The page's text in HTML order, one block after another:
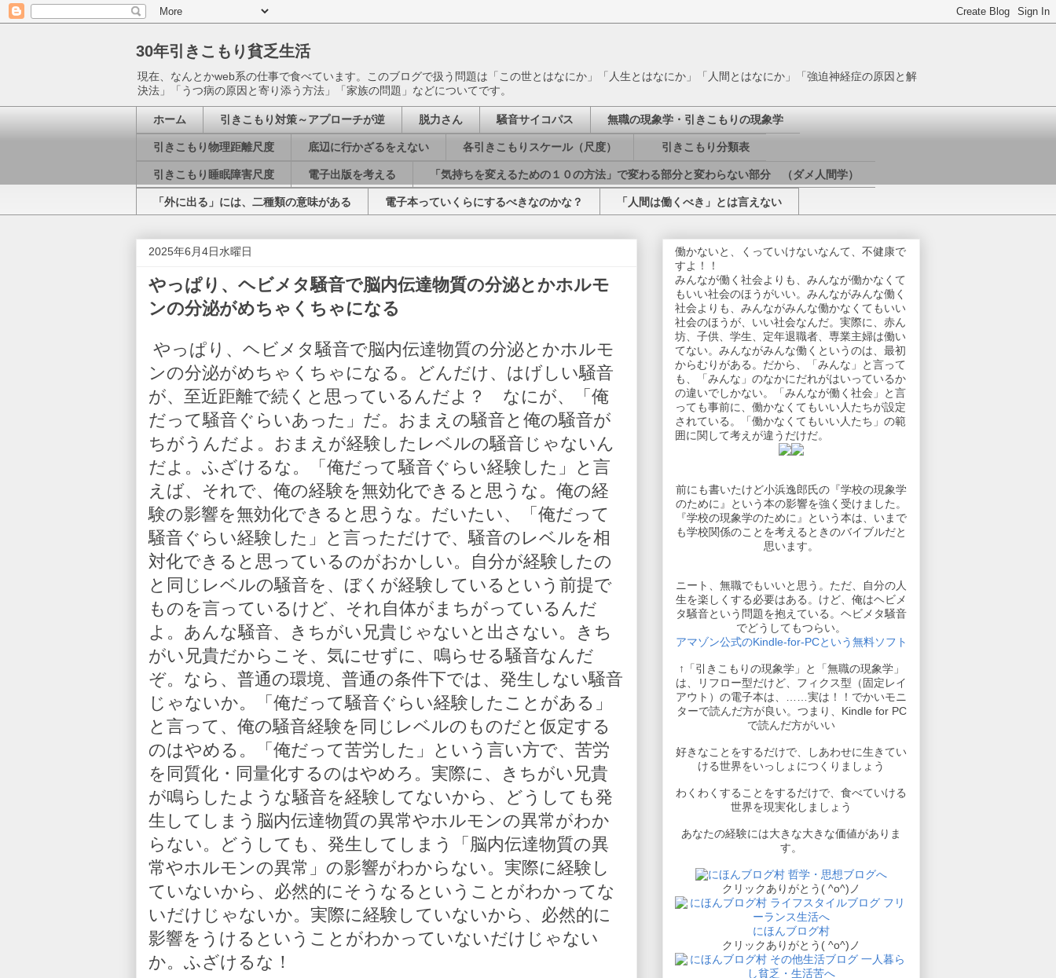
30年引きこもり貧乏生活
現在、なんとかweb系の仕事で食べています。このブログで扱う問題は「この世とはなにか」「人生とはなにか」「人間とはなにか」「強迫神経症の原因と解
決法」「うつ病の原因と寄り添う方法」「家族の問題」などについてです。
ホーム 引きこもり対策～アプローチが逆 脱力さん 騒音サイコパス 無職の現象学・引きこもりの現象学
引きこもり物理距離尺度 底辺に行かざるをえない 各引きこもりスケール（尺度） 引きこもり分類表
引きこもり睡眠障害尺度 電子出版を考える 「気持ちを変えるための１０の方法」で変わる部分と変わらない部分 （ダメ人間学）
「外に出る」には、二種類の意味がある 電子本っていくらにするべきなのかな？ 「人間は働くべき」とは言えない
2025年6月4日水曜日
やっぱり、ヘビメタ騒音で脳内伝達物質の分泌とかホルモ
ンの分泌がめちゃくちゃになる
やっぱり、ヘビメタ騒音で脳内伝達物質の分泌とかホルモ
ンの分泌がめちゃくちゃになる。どんだけ、はげしい騒音
が、至近距離で続くと思っているんだよ？ なにが、「俺
だって騒音ぐらいあった」だ。おまえの騒音と俺の騒音が
ちがうんだよ。おまえが経験したレベルの騒音じゃないん
だよ。ふざけるな。「俺だって騒音ぐらい経験した」と言
えば、それで、俺の経験を無効化できると思うな。俺の経
験の影響を無効化できると思うな。だいたい、「俺だって
騒音ぐらい経験した」と言っただけで、騒音のレベルを相
対化できると思っているのがおかしい。自分が経験したの
と同じレベルの騒音を、ぼくが経験しているという前提で
ものを言っているけど、それ自体がまちがっているんだ
よ。あんな騒音、きちがい兄貴じゃないと出さない。きち
がい兄貴だからこそ、気にせずに、鳴らせる騒音なんだ
ぞ。なら、普通の環境、普通の条件下では、発生しない騒音
じゃないか。「俺だって騒音ぐらい経験したことがある」
と言って、俺の騒音経験を同じレベルのものだと仮定する
のはやめる。「俺だって苦労した」という言い方で、苦労
を同質化・同量化するのはやめろ。実際に、きちがい兄貴
が鳴らしたような騒音を経験してないから、どうしても発
生してしまう脳内伝達物質の異常やホルモンの異常がわか
らない。どうしても、発生してしまう「脳内伝達物質の異
常やホルモンの異常」の影響がわからない。実際に経験し
ていないから、必然的にそうなるということがわかってな
いだけじゃないか。実際に経験していないから、必然的に
影響をうけるということがわかっていないだけじゃない
か。ふざけるな！
働かないと、くっていけないなんて、不健康で
すよ！！
みんなが働く社会よりも、みんなが働かなくて
もいい社会のほうがいい。みんながみんな働く
社会よりも、みんながみんな働かなくてもいい
社会のほうが、いい社会なんだ。実際に、赤ん
坊、子供、学生、定年退職者、専業主婦は働い
てない。みんながみんな働くというのは、最初
からむりがある。だから、「みんな」と言って
も、「みんな」のなかにだれがはいっているか
の違いでしかない。「みんなが働く社会」と言
っても事前に、働かなくてもいい人たちが設定
されている。「働かなくてもいい人たち」の範
囲に関して考えが違うだけだ。
前にも書いたけど小浜逸郎氏の『学校の現象学
のために』という本の影響を強く受けました。
『学校の現象学のために』という本は、いまで
も学校関係のことを考えるときのバイブルだと
思います。
ニート、無職でもいいと思う。ただ、自分の人
生を楽しくする必要はある。けど、俺はヘビメ
タ騒音という問題を抱えている。ヘビメタ騒音
でどうしてもつらい。
アマゾン公式のKindle-for-PCという無料ソフト
↑「引きこもりの現象学」と「無職の現象学」
は、リフロー型だけど、フィクス型（固定レイ
アウト）の電子本は、……実は！！でかいモニ
ターで読んだ方が良い。つまり、Kindle for PC
で読んだ方がいい
好きなことをするだけで、しあわせに生きてい
ける世界をいっしょにつくりましょう
わくわくすることをするだけで、食べていける
世界を現実化しましょう
あなたの経験には大きな大きな価値がありま
す。
クリックありがとう( ^o^)ノ
にほんブログ村
クリックありがとう( ^o^)ノ